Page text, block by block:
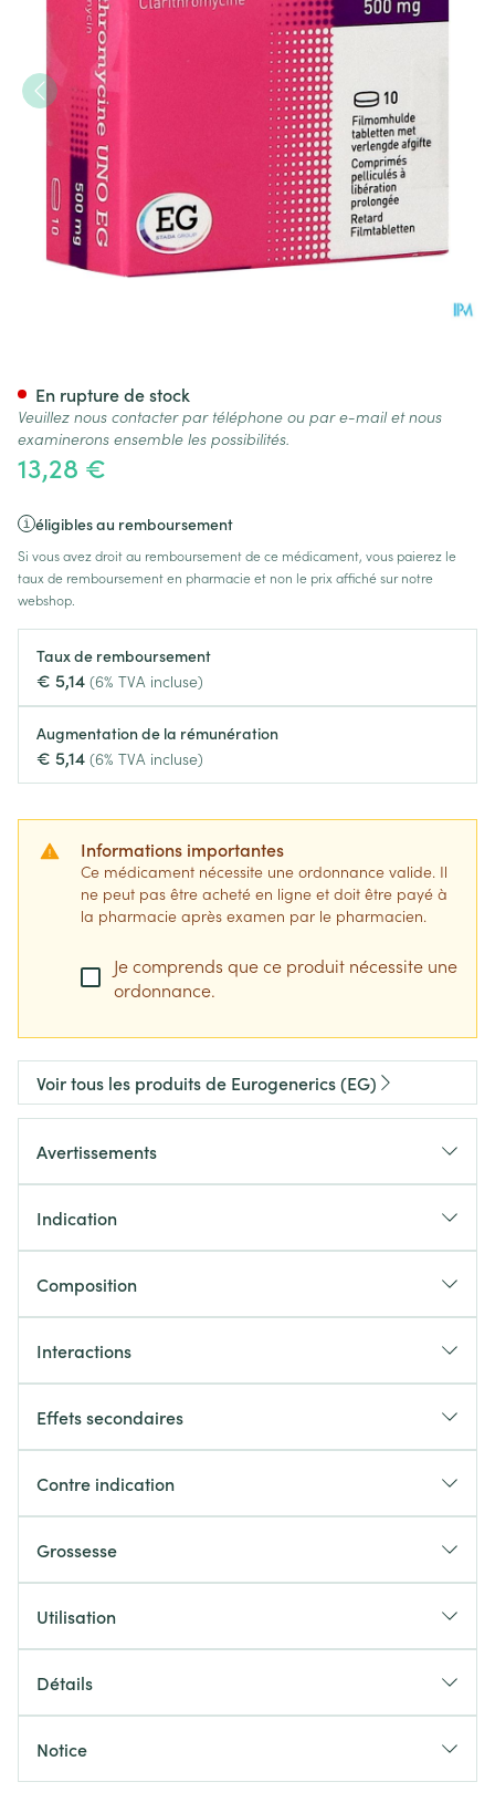
13,28 €
éligibles au remboursement
Si vous avez droit au remboursement de ce médicament, vous paierez le
taux de remboursement en pharmacie et non le prix affiché sur notre
webshop.
Taux de remboursement
€ 5,14 (6% TVA incluse)
Augmentation de la rémunération
€ 5,14 (6% TVA incluse)
Informations importantes
Ce médicament nécessite une ordonnance valide. Il
ne peut pas être acheté en ligne et doit être payé à
la pharmacie après examen par le pharmacien.
Je comprends que ce produit nécessite une
ordonnance.
En rupture de stock
Veuillez nous contacter par téléphone ou par e-mail et nous
examinerons ensemble les possibilités.
Voir tous les produits de Eurogenerics (EG)
Avertissements
Indication
Composition
Interactions
Effets secondaires
Contre indication
Grossesse
Utilisation
Détails
Notice